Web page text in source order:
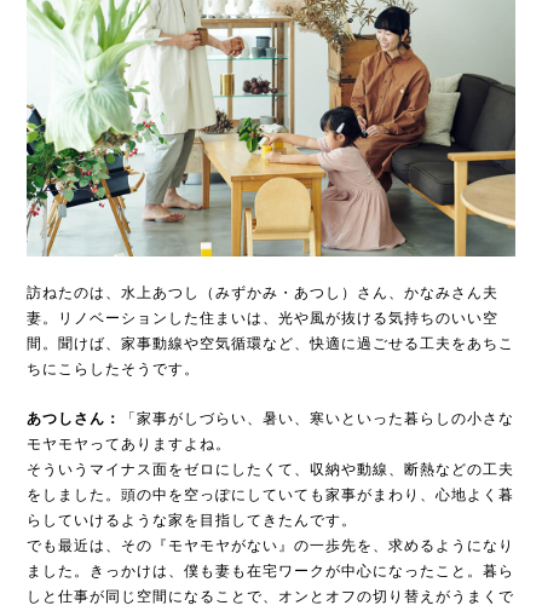
訪ねたのは、水上あつし（みずかみ・あつし）さん、かなみさん夫
妻。リノベーションした住まいは、光や風が抜ける気持ちのいい空
間。聞けば、家事動線や空気循環など、快適に過ごせる工夫をあちこ
ちにこらしたそうです。
あつしさん：
「家事がしづらい、暑い、寒いといった暮らしの小さな
モヤモヤってありますよね。
そういうマイナス面をゼロにしたくて、収納や動線、断熱などの工夫
をしました。頭の中を空っぽにしていても家事がまわり、心地よく暮
らしていけるような家を目指してきたんです。
でも最近は、その『モヤモヤがない』の一歩先を、求めるようになり
ました。きっかけは、僕も妻も在宅ワークが中心になったこと。暮ら
しと仕事が同じ空間になることで、オンとオフの切り替えがうまくで